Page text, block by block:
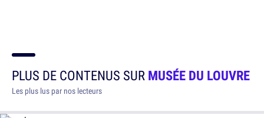
PLUS DE CONTENUS SURMUSÉE DU LOUVRE
Les plus lus par nos lecteurs